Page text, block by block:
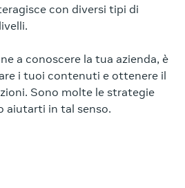
con diversi tipi di
a conoscere la tua azienda, è
i tuoi contenuti e ottenere il
Sono molte le strategie
aiutarti in tal senso.